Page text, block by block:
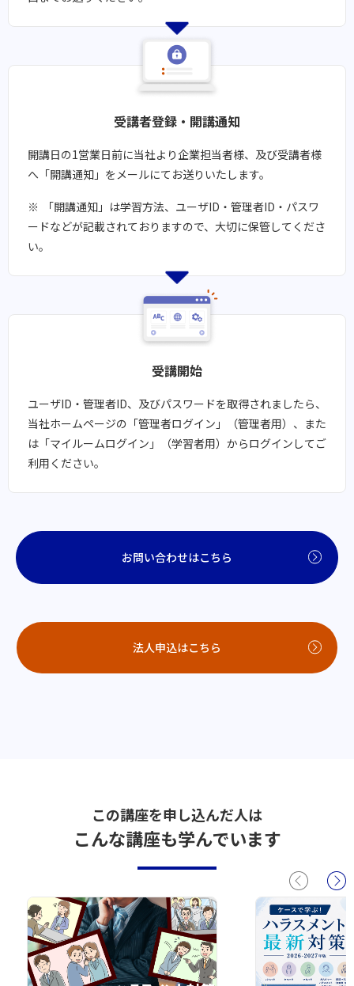
受講者登録・開講通知​​
開講日の1営業日前に当社より企業担当者様、及び受講者様
へ「開講通知」をメールにてお送りいたします。
「開講通知」は学習方法、ユーザID・管理者ID・パスワ
ードなどが記載されておりますので、大切に保管してくださ
い。
受講開始​​
ユーザID・管理者ID、及びパスワードを取得されましたら、
当社ホームページの「管理者ログイン」（管理者用）、また
は「マイルームログイン」（学習者用）からログインしてご
利用ください。
お問い合わせはこちら
法人申込はこちら
この講座を申し込んだ人は
こんな講座も学んでいます